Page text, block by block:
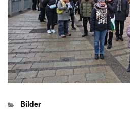
Kategorien
Bilder